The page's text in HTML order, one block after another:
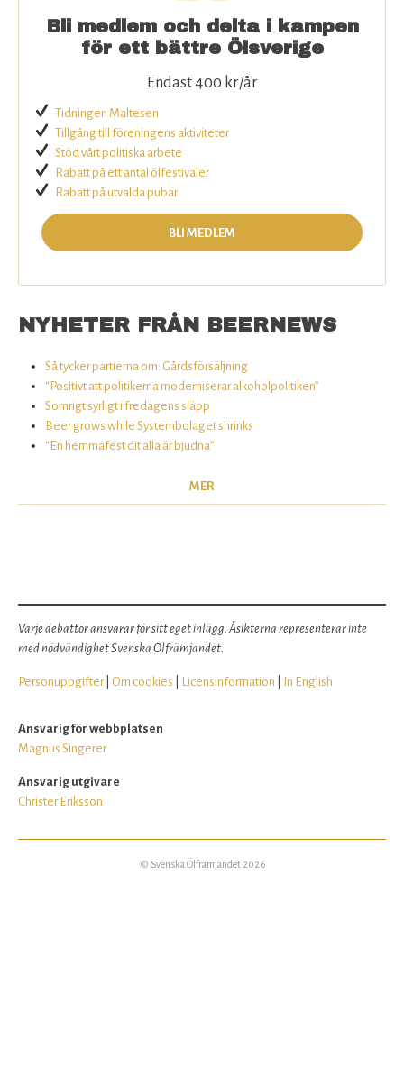
Bli medlem och delta i kampen
för ett bättre Ölsverige
Endast 400 kr/år
Tidningen Maltesen
Tillgång till föreningens aktiviteter
Stöd vårt politiska arbete
Rabatt på ett antal ölfestivaler
Rabatt på utvalda pubar
BLI MEDLEM
NYHETER FRÅN BEERNEWS
Så tycker partierna om: Gårdsförsäljning
“Positivt att politikerna moderniserar alkoholpolitiken”
Somrigt syrligt i fredagens släpp
Beer grows while Systembolaget shrinks
“En hemmafest dit alla är bjudna”
MER
Varje debattör ansvarar för sitt eget inlägg. Åsikterna representerar inte
med nödvändighet Svenska Ölfrämjandet.
Personuppgifter| Om cookies Licensinformation In English
Ansvarig för webbplatsen
Magnus Singerer
Ansvarig utgivare
Christer Eriksson
© Svenska Ölfrämjandet 2026